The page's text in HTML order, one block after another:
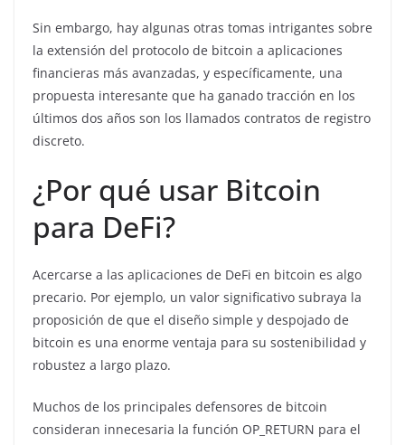
Sin embargo, hay algunas otras tomas intrigantes sobre
la extensión del protocolo de bitcoin a aplicaciones
financieras más avanzadas, y específicamente, una
propuesta interesante que ha ganado tracción en los
últimos dos años son los llamados contratos de registro
discreto.
¿Por qué usar Bitcoin
para DeFi?
Acercarse a las aplicaciones de DeFi en bitcoin es algo
precario. Por ejemplo, un valor significativo subraya la
proposición de que el diseño simple y despojado de
bitcoin es una enorme ventaja para su sostenibilidad y
robustez a largo plazo.
Muchos de los principales defensores de bitcoin
consideran innecesaria la función OP_RETURN para el